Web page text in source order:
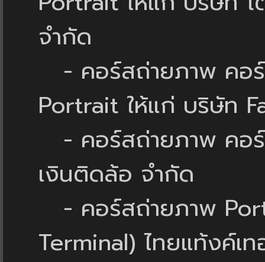
จำกัด
- คอร์สถ่ายภาพ คอ
Portrait ให้แก่ บริษัท
- คอร์สถ่ายภาพ คอ
เงินติดล้อ จำกัด
- คอร์สถ่ายภาพ
Terminal) ไทยแท้งค์เ